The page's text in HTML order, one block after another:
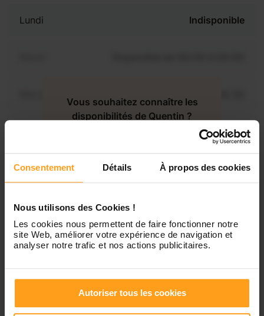
Consentement Détails À propos des cookies
Nous utilisons des Cookies !
Les cookies nous permettent de faire fonctionner notre
site Web, améliorer votre expérience de navigation et
analyser notre trafic et nos actions publicitaires.
Autoriser tous les cookies
Lundi Indisponible
Disponible de 00:00 à 00:00
Vendredi Disponible de 00:00 à 00:00
Samedi Disponible de 00:00 à 00:00
Dimanche Disponible de 00:00 à 00:00
Vous souhaitez connaître les
disponibilités de Quentin ?
Contactez-nous
Services proposés